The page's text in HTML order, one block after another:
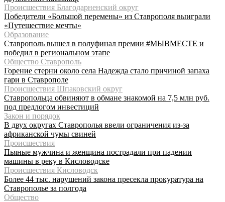
Происшествия Благодарненский округ
Победители «Большой перемены» из Ставрополя выиграли
«Путешествие мечты»
Образование
Ставрополь вышел в полуфинал премии #МЫВМЕСТЕ и
победил в региональном этапе
Общество Ставрополь
Горение стерни около села Надежда стало причиной запаха
гари в Ставрополе
Происшествия Шпаковский округ
Ставропольца обвиняют в обмане знакомой на 7,5 млн руб.
под предлогом инвестиций
Закон и порядок
В двух округах Ставрополья ввели ограничения из-за
африканской чумы свиней
Происшествия
Пьяные мужчина и женщина пострадали при падении
машины в реку в Кисловодске
Происшествия Кисловодск
Более 44 тыс. нарушений закона пресекла прокуратура на
Ставрополье за полгода
Общество